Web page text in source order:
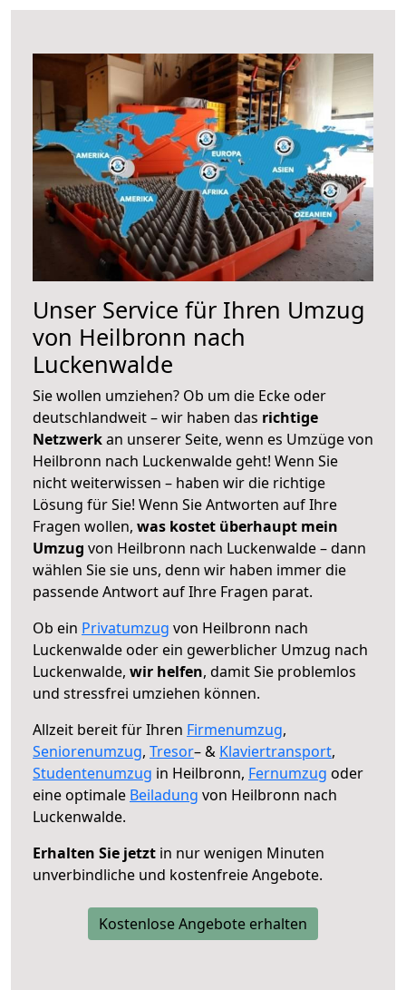
Unser Service für Ihren Umzug
von Heilbronn nach
Luckenwalde
Sie wollen umziehen? Ob um die Ecke oder
deutschlandweit – wir haben das richtige
Netzwerkan unserer Seite, wenn es Umzüge von
Heilbronn nach Luckenwalde geht! Wenn Sie
nicht weiterwissen – haben wir die richtige
Lösung für Sie! Wenn Sie Antworten auf Ihre
Fragen wollen, was kostet überhaupt mein
Umzug von Heilbronn nach Luckenwalde – dann
wählen Sie sie uns, denn wir haben immer die
passende Antwort auf Ihre Fragen parat.
Ob ein Privatumzug von Heilbronn nach
Luckenwalde oder ein gewerblicher Umzug nach
Luckenwalde, wir helfen, damit Sie problemlos
und stressfrei umziehen können.
Allzeit bereit für Ihren Firmenumzug,
Seniorenumzug, Tresor– & Klaviertransport,
Studentenumzug in Heilbronn, Fernumzug oder
eine optimale Beiladung von Heilbronn nach
Luckenwalde.
Erhalten Sie jetzt in nur wenigen Minuten
unverbindliche und kostenfreie Angebote.
Kostenlose Angebote erhalten